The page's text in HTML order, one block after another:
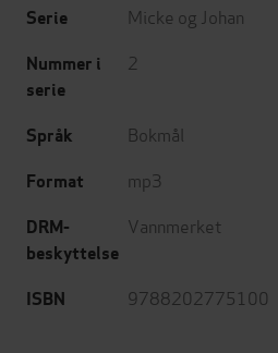
Serie Micke og Johan
Nummer i
serie
2
Språk Bokmål
Format mp3
DRM-
beskyttelse
Vannmerket
ISBN 9788202775100